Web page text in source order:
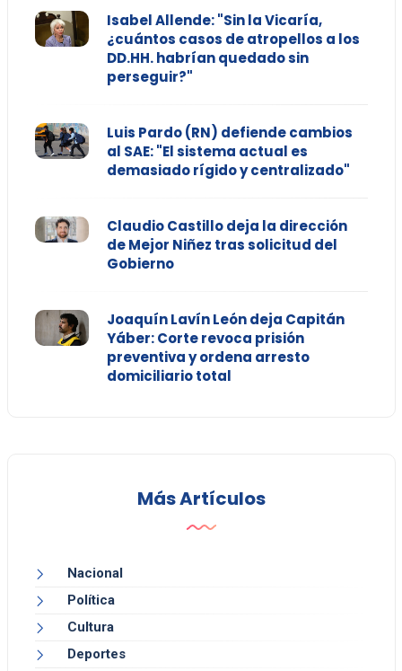
Isabel Allende: "Sin la Vicaría,
¿cuántos casos de atropellos a los
DD.HH. habrían quedado sin
perseguir?"
Luis Pardo (RN) defiende cambios
al SAE: "El sistema actual es
demasiado rígido y centralizado"
Claudio Castillo deja la dirección
de Mejor Niñez tras solicitud del
Gobierno
Joaquín Lavín León deja Capitán
Yáber: Corte revoca prisión
preventiva y ordena arresto
domiciliario total
Más Artículos
Nacional
Política
Cultura
Deportes